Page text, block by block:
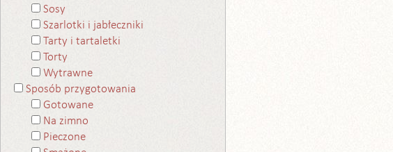
Sosy
Szarlotki i jabłeczniki
Tarty i tartaletki
Torty
Wytrawne
Sposób przygotowania
Gotowane
Na zimno
Pieczone